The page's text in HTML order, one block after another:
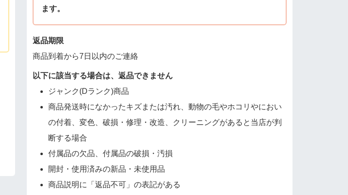
ます。
返品期限
商品到着から7日以内のご連絡
以下に該当する場合は、返品できません
ジャンク(Dランク)商品
商品発送時になかったキズまたは汚れ、動物の毛やホコリやにおい
の付着、変色、破損・修理・改造、クリーニングがあると当店が判
断する場合
付属品の欠品、付属品の破損・汚損
開封・使用済みの新品・未使用品
商品説明に「返品不可」の表記がある